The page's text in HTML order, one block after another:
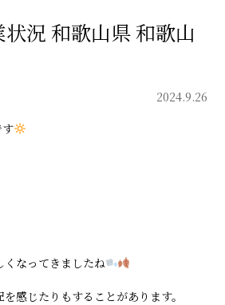
況 和歌山県 和歌山
2024.9.26
なってきましたね
感じたりもすることがあります。